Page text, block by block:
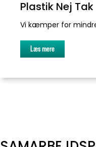
Plastik Nej Tak
Vi kæmper for
Læs mere